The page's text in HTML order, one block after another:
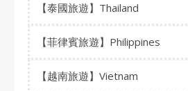
【泰國旅遊】Thailand
【菲律賓旅遊】Philippines
【越南旅遊】Vietnam